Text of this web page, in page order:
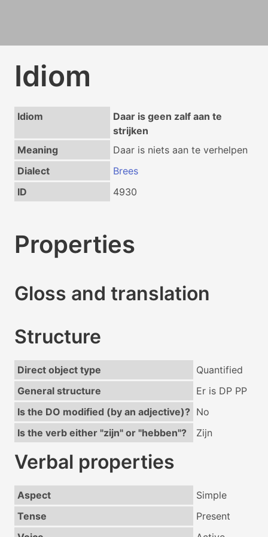
Idiom
Idiom
Daar is geen zalf aan te
strijken
Meaning
Daar is niets aan te verhelpen
Dialect
Brees
ID
4930
Properties
Gloss and translation
Structure
Direct object type
Quantified
General structure
Er is DP PP
Is the DO modified (by an adjective)? No
Is the verb either "zijn" or "hebben"?
Zijn
Verbal properties
Aspect
Simple
Tense
Present